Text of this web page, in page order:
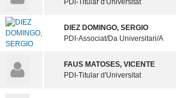
DIEZ DOMINGO, SERGIO
PDI-Associat/Da Universitari/A
FAUS MATOSES, VICENTE
PDI-Titular d'Universitat